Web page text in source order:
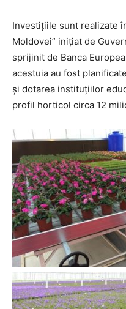
Investițiile sunt realizate
Moldovei” inițiat de
sprijinit de Banca
acestuia au fost
și dotarea instituțiilor
profil horticol circa 12